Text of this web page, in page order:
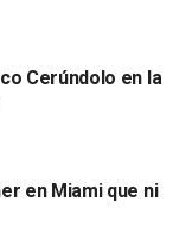
Cerúndolo en la
en Miami que ni